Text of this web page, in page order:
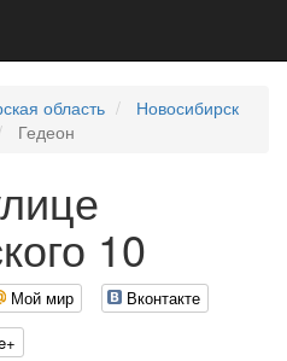
область
Новосибирск
Гедеон
10
Мой мир
Вконтакте